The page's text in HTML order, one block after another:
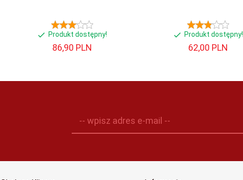
Produkt dostępny!
86,90 PLN
Produkt dostępny!
62,00 PLN
-- wpisz adres e-mail --